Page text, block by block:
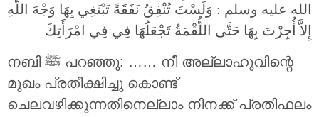
الله عليه وسلم : وَلَسْتَ تُنْفِقُ نَفَقَةً تَبْتَغِي بِهَا وَجْهَ اللَّهِ
إِلاَّ أُجِرْتَ بِهَا حَتَّى اللُّقْمَةُ تَجْعَلُهَا فِي فِي امْرَأَتِكَ
നബി ﷺ പറഞ്ഞു: …… നീ അല്ലാഹുവിന്റെ
മുഖം പ്രതീക്ഷിച്ചു കൊണ്ട്
ചെലവഴിക്കുന്നതിനെല്ലാം നിനക്ക് പ്രതിഫലം